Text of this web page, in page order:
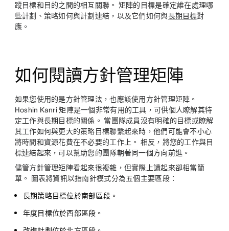
蹤目標和目的之間的相互關聯。 矩陣的目標是確定誰在處理哪
些計劃、策略如何與計劃連結，以及它們如何與長期目標對
應。
如何閱讀方針管理矩陣
如果您使用的是方針管理法，也應該使用方針管理矩陣。
Hoshin Kanri 矩陣是一個非常有用的工具，可供個人瞭解其特
定工作與長期目標的關係。 當團隊成員沒有明確的目標或瞭解
其工作如何與更大的策略目標聯繫起來時，他們可能會不小心
將時間和資源花費在不必要的工作上。 相反，將您的工作與目
標連結起來，可以幫助您的團隊朝著同一個方向前進。
儘管方針管理矩陣看起來很複雜，但實際上讀起來卻相當簡
單。 圖表將資訊以指南針模式分為五個主要區段：
長期策略目標位於南部區段。
年度目標位於西部區段。